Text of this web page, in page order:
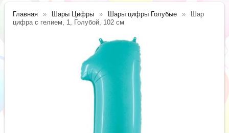
Главная Шары Цифры Шары цифры Голубые
Шар
цифра с гелием, 1, Голубой, 102 см